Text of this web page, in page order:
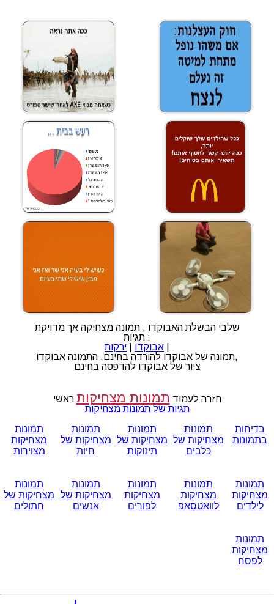
שלבי הבשלת האבוקדו , תמונה מצחיקה אך מדויקת
תגיות :
אבוקדו
ירקות
תמונה של אבוקדו להורדה בחינם, התמונה אבוקדו,
ציור של אבוקדו להדפסה בחינם
חזרה לעמוד תמונות מצחיקות ראשי
תגיות של תמונות מצחיקות
בדיחות
בתמונות
תמונות
מצחיקות של
כלבים
תמונות
מצחיקות של
תינוקות
תמונות
מצחיקות של
חיות
תמונות
מצחיקות
מצוירות
תמונות
מצחיקות
לילדים
תמונות
מצחיקות
לוואטסאפ
תמונות
מצחיקות
לפורים
תמונות
מצחיקות של
אנשים
תמונות
מצחיקות של
חתולים
תמונות
מצחיקות
לפסח